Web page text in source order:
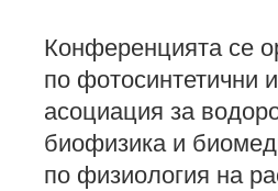
Конференцията се
по фотосинтетични
асоциация за
биофизика и
по физиология на